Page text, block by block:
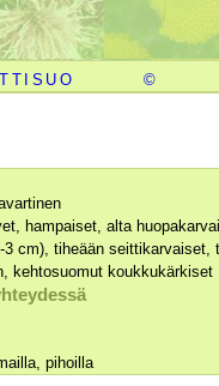
©
hampaiset, alta
3 cm), tiheään seittikarvaiset,
kehtosuomut koukkukärkiset
pihoilla